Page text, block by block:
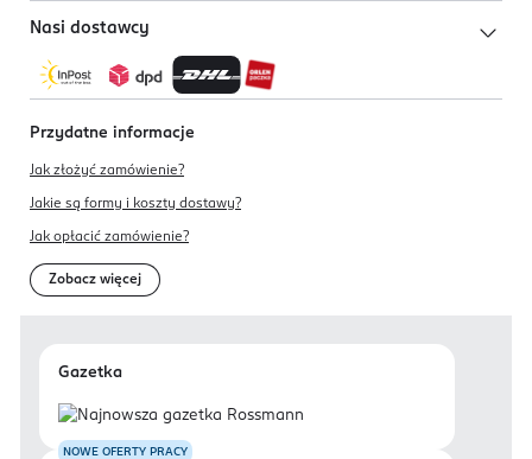
Nasi dostawcy
Przydatne informacje
Jak złożyć zamówienie?
Jakie są formy i koszty dostawy?
Jak opłacić zamówienie?
Zobacz więcej
Gazetka
NOWE OFERTY PRACY